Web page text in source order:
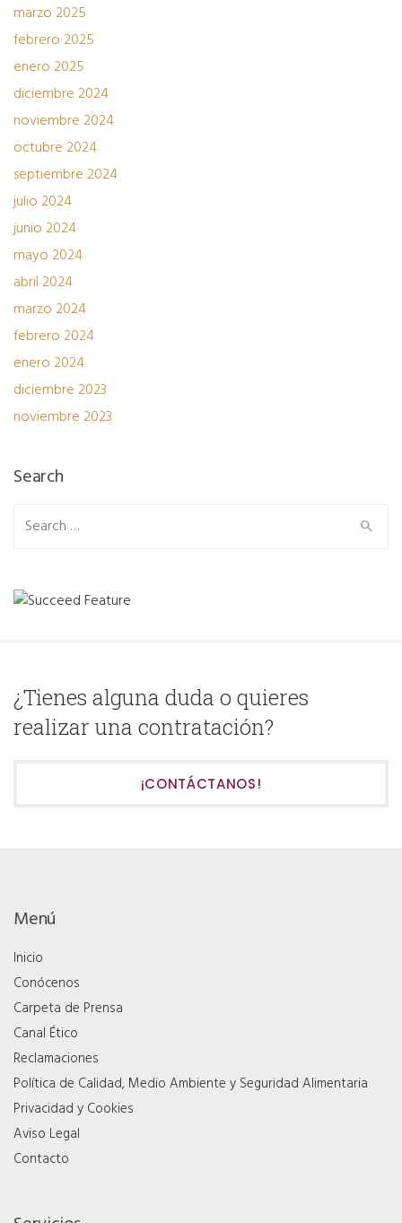
marzo 2025
febrero 2025
enero 2025
diciembre 2024
noviembre 2024
octubre 2024
septiembre 2024
julio 2024
junio 2024
mayo 2024
abril 2024
marzo 2024
febrero 2024
enero 2024
diciembre 2023
noviembre 2023
Search
Search
¿Tienes alguna duda o quieres
realizar una contratación?
¡CONTÁCTANOS!
Menú
Inicio
Conócenos
Carpeta de Prensa
Canal Ético
Reclamaciones
Política de Calidad, Medio Ambiente y Seguridad Alimentaria
Privacidad y Cookies
Aviso Legal
Contacto